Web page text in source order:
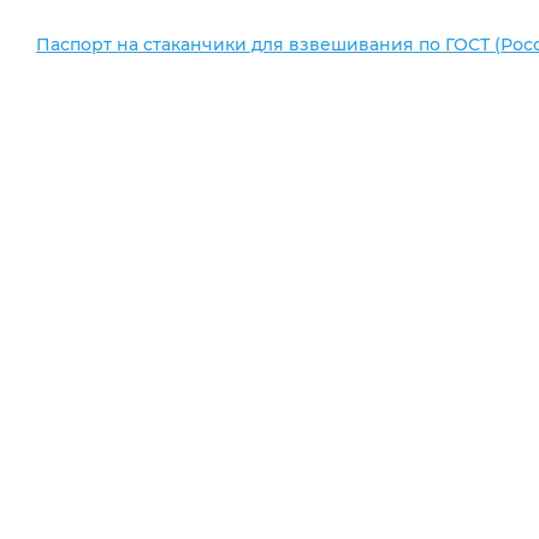
Паспорт на стаканчики для взвешивания по ГОСТ